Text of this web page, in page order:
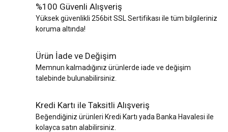
%100 Güvenli Alışveriş
Yüksek güvenlikli 256bit SSL Sertifikası ile tüm bilgileriniz
koruma altında!
Ürün İade ve Değişim
Memnun kalmadığınız ürünlerde iade ve değişim
talebinde bulunabilirsiniz.
Kredi Kartı ile Taksitli Alışveriş
Beğendiğiniz ürünleri Kredi Kartı yada Banka Havalesi ile
kolayca satın alabilirsiniz.